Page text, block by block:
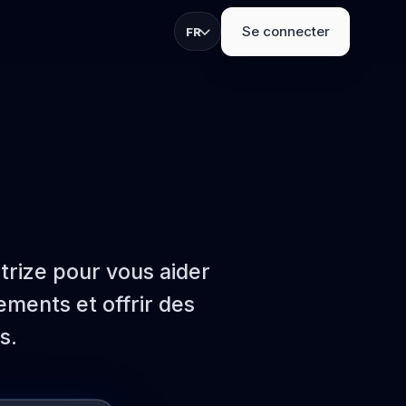
FR Se connecter
pour vous aider
et offrir des